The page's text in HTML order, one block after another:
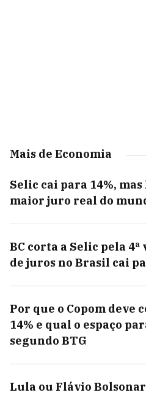
Mais de Economia
Selic cai para 14%,
maior juro real do
BC corta a Selic pela
de juros no Brasil cai
Por que o Copom deve
14% e qual o espaço
segundo BTG
Lula ou Flávio